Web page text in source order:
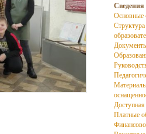
Сведения
Основные
Доступная
Платные